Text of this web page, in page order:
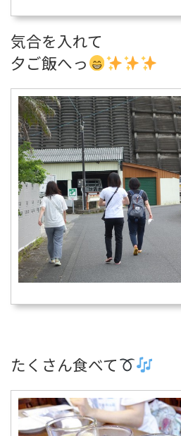
気合を入れて
夕ご飯へっ
たくさん食べて